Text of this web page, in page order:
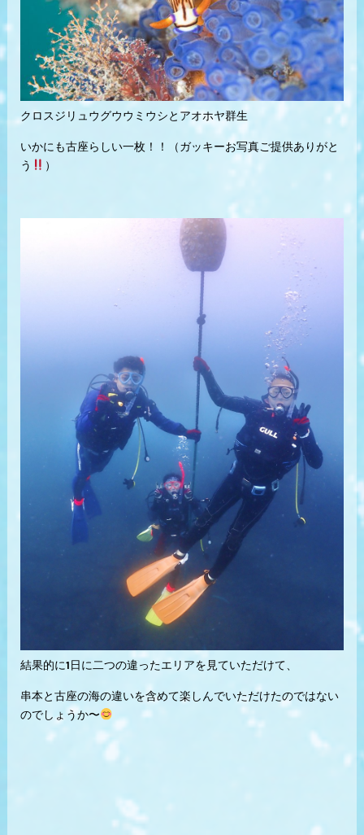
クロスジリュウグウウミウシとアオホヤ群生
いかにも古座らしい一枚！！（ガッキーお写真ご提供ありがと
う
）
結果的に1日に二つの違ったエリアを見ていただけて、
串本と古座の海の違いを含めて楽しんでいただけたのではない
のでしょうか〜